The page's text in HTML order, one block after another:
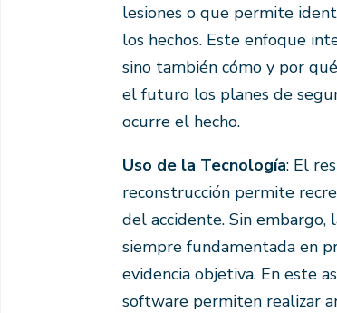
lesiones o que permite
los hechos. Este enfoque
sino también cómo y por
el futuro los planes de
ocurre el hecho.
Uso de la Tecnología: El
reconstrucción permite
del accidente. Sin embargo,
siempre fundamentada en
evidencia objetiva. En este
software permiten realizar